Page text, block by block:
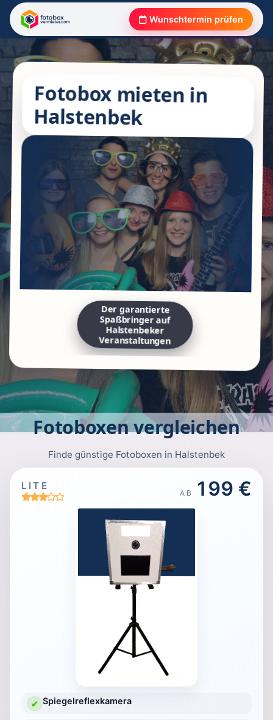
Wunschtermin prüfen
Fotobox mieten in
Halstenbek
Der garantierte
Spaßbringer auf
Halstenbeker
Veranstaltungen
Fotoboxen vergleichen
Finde günstige Fotoboxen in Halstenbek
LITE
AB 199 €
✔ Spiegelreflexkamera